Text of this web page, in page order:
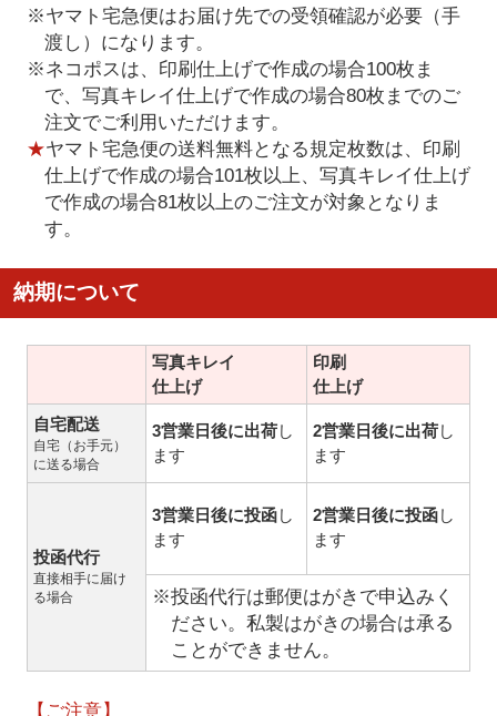
※ヤマト宅急便はお届け先での受領確認が必要（手
渡し）になります。
※ネコポスは、印刷仕上げで作成の場合100枚ま
で、写真キレイ仕上げで作成の場合80枚までのご
注文でご利用いただけます。
★ヤマト宅急便の送料無料となる規定枚数は、印刷
仕上げで作成の場合101枚以上、写真キレイ仕上げ
で作成の場合81枚以上のご注文が対象となりま
す。
納期について
写真キレイ
仕上げ
印刷
仕上げ
自宅配送
自宅（お手元）
に送る場合
3営業日後に出荷し
ます
2営業日後に出荷し
ます
投函代行
直接相手に届け
る場合
3営業日後に投函し
ます
2営業日後に投函し
ます
※投函代行は郵便はがきで申込みく
ださい。私製はがきの場合は承る
ことができません。
【ご注意】